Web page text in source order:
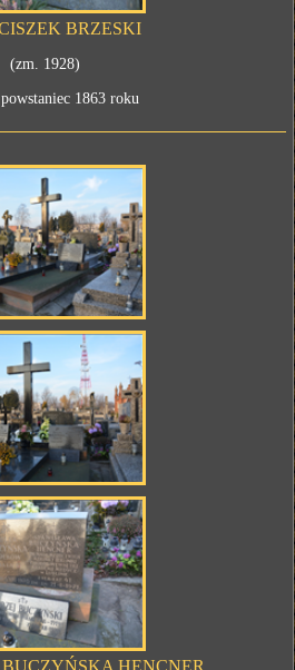
BRZESKI
(zm. 1928)
1863 roku
HENCNER